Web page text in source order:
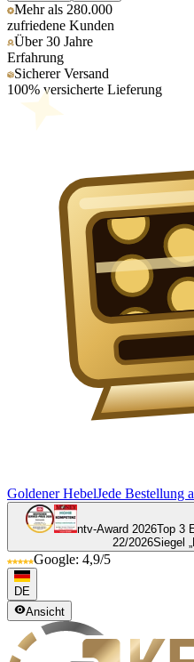
Mehr als 280.000
zufriedene Kunden
Über 30 Jahre
Erfahrung
Sicherer Versand
100% versicherte Lieferung
Goldener HebelJede Bestellung
ntv-Award 2026Top 3
22/2026Siegel
Google: 4,9/5
DE
Ansicht